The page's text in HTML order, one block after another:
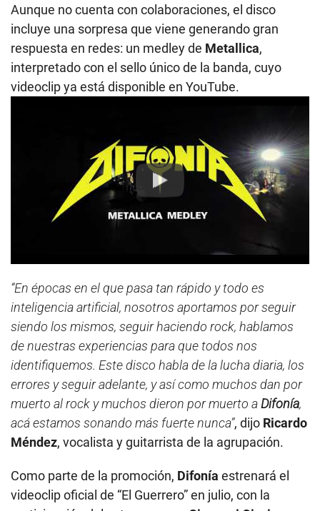
Aunque no cuenta con colaboraciones, el disco
incluye una sorpresa que viene generando gran
respuesta en redes: un medley de Metallica,
interpretado con el sello único de la banda, cuyo
videoclip ya está disponible en YouTube.
Play
“En épocas en el que pasa tan rápido y todo es
inteligencia artificial, nosotros aportamos por seguir
siendo los mismos, seguir haciendo rock, hablamos
de nuestras experiencias para que todos nos
identifiquemos. Este disco habla de la lucha diaria, los
errores y seguir adelante, y así como muchos dan por
muerto al rock y muchos dieron por muerto aDifonía,
acá estamos sonando más fuerte nunca”, dijo Ricardo
Méndez, vocalista y guitarrista de la agrupación.
Como parte de la promoción, Difonía estrenará el
videoclip oficial de “El Guerrero” en julio, con la